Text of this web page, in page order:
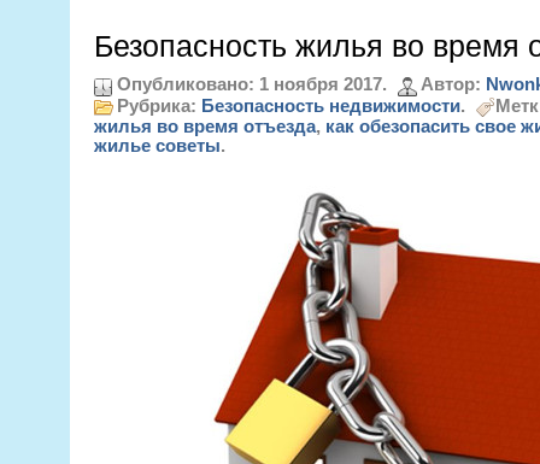
Безопасность жилья во время
Опубликовано: 1 ноября 2017. Автор:
Рубрика: Безопасность недвижимости.
жилья во время отъезда, как обезопасить свое
жилье советы.